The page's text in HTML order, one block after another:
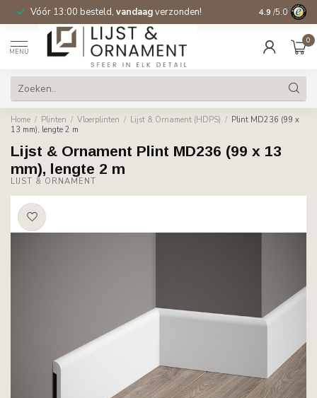
Vóór 13:00 besteld, vandaagverzonden! Gratis
4.9 /5.0
MENU
0
Home / Plinten / Vloerplinten / Lijst & Ornament (HDPS) / Plint MD236 (99 x
13 mm), lengte 2 m
Lijst & Ornament Plint MD236 (99 x 13
mm), lengte 2 m
LIJST & ORNAMENT